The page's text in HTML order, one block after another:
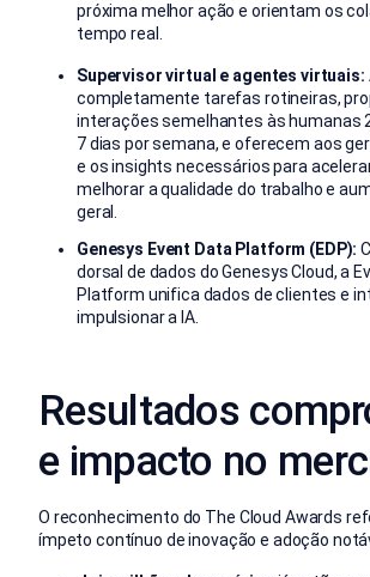
próxima melhor ação e orientam os
tempo real.
Supervisor virtual e agentes virtuais:
completamente tarefas rotineiras,
interações semelhantes às humanas
7 dias por semana, e oferecem aos
e os insights necessários para
melhorar a qualidade do trabalho e
geral.
Genesys Event Data Platform (EDP):
dorsal de dados do Genesys Cloud, a
Platform unifica dados de clientes e
impulsionar a IA.
Resultados
e impacto no
O reconhecimento do The Cloud Awards
ímpeto contínuo de inovação e adoção